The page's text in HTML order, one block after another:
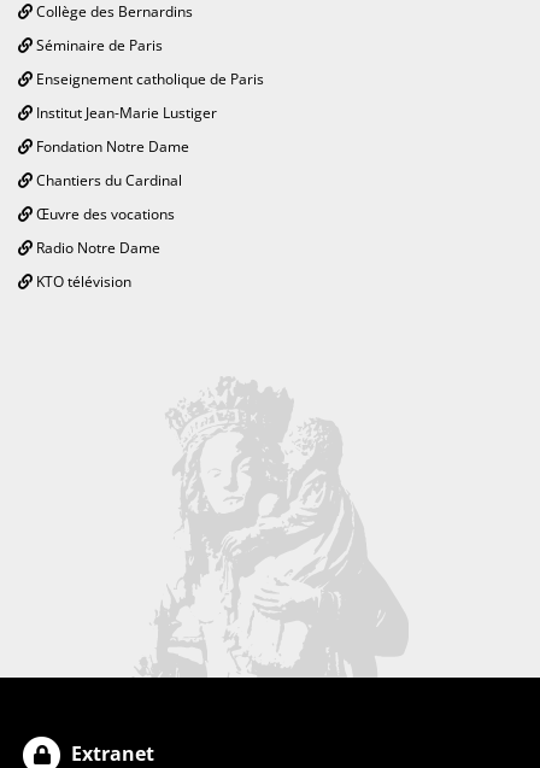
Collège des Bernardins
Séminaire de Paris
Enseignement catholique de Paris
Institut Jean-Marie Lustiger
Fondation Notre Dame
Chantiers du Cardinal
Œuvre des vocations
Radio Notre Dame
KTO télévision
Extranet